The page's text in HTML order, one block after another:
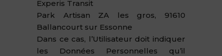
Experis Transit
Park Artisan ZA les gros, 91610
Ballancourt sur Essonne
Dans ce cas, l’Utilisateur doit indiquer
les Données Personnelles qu’il